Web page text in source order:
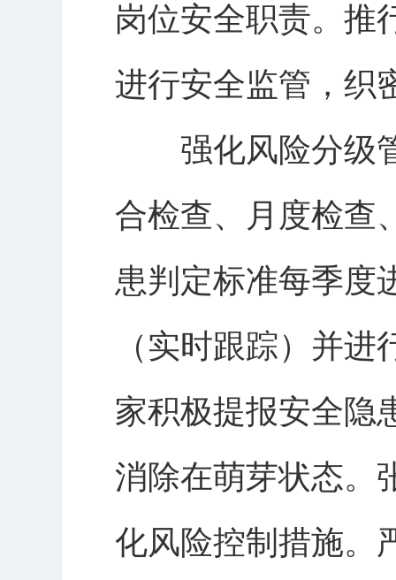
岗位安全职责。推
进行安全监管，织
强化风险分级管
合检查、月度检查
患判定标准每季度
（实时跟踪）并
家积极提报安全隐
消除在萌芽状态。
化风险控制措施。